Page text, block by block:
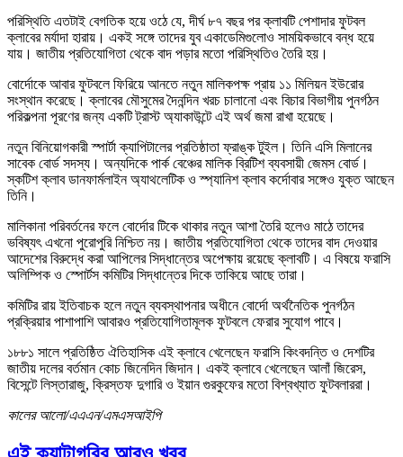
পরিস্থিতি এতটাই বেগতিক হয়ে ওঠে যে, দীর্ঘ ৮৭ বছর পর ক্লাবটি পেশাদার ফুটবল
ক্লাবের মর্যাদা হারায়। একই সঙ্গে তাদের যুব একাডেমিগুলোও সাময়িকভাবে বন্ধ হয়ে
যায়। জাতীয় প্রতিযোগিতা থেকে বাদ পড়ার মতো পরিস্থিতিও তৈরি হয়।
বোর্দোকে আবার ফুটবলে ফিরিয়ে আনতে নতুন মালিকপক্ষ প্রায় ১১ মিলিয়ন ইউরোর
সংস্থান করেছে। ক্লাবের মৌসুমের দৈনন্দিন খরচ চালানো এবং বিচার বিভাগীয় পুনর্গঠন
পরিকল্পনা পূরণের জন্য একটি ট্রাস্ট অ্যাকাউন্টে এই অর্থ জমা রাখা হয়েছে।
নতুন বিনিয়োগকারী স্পার্টা ক্যাপিটালের প্রতিষ্ঠাতা ফ্রাঙ্ক টুইল। তিনি এসি মিলানের
সাবেক বোর্ড সদস্য। অন্যদিকে পার্ক বেঞ্চের মালিক ব্রিটিশ ব্যবসায়ী জেমস বোর্ড।
স্কটিশ ক্লাব ডানফার্মলাইন অ্যাথলেটিক ও স্প্যানিশ ক্লাব কর্দোবার সঙ্গেও যুক্ত আছেন
তিনি।
মালিকানা পরিবর্তনের ফলে বোর্দোর টিকে থাকার নতুন আশা তৈরি হলেও মাঠে তাদের
ভবিষ্যৎ এখনো পুরোপুরি নিশ্চিত নয়। জাতীয় প্রতিযোগিতা থেকে তাদের বাদ দেওয়ার
আদেশের বিরুদ্ধে করা আপিলের সিদ্ধান্তের অপেক্ষায় রয়েছে ক্লাবটি। এ বিষয়ে ফরাসি
অলিম্পিক ও স্পোর্টস কমিটির সিদ্ধান্তের দিকে তাকিয়ে আছে তারা।
কমিটির রায় ইতিবাচক হলে নতুন ব্যবস্থাপনার অধীনে বোর্দো অর্থনৈতিক পুনর্গঠন
প্রক্রিয়ার পাশাপাশি আবারও প্রতিযোগিতামূলক ফুটবলে ফেরার সুযোগ পাবে।
১৮৮১ সালে প্রতিষ্ঠিত ঐতিহাসিক এই ক্লাবে খেলেছেন ফরাসি কিংবদন্তি ও দেশটির
জাতীয় দলের বর্তমান কোচ জিনেদিন জিদান। একই ক্লাবে খেলেছেন আলাঁ জিরেস,
বিসেন্টে লিস্তারাজু, ক্রিস্তফ দুগারি ও ইয়ান গুরকুফের মতো বিশ্বখ্যাত ফুটবলাররা।
কালের আলো/এএএন/এমএসআইপি